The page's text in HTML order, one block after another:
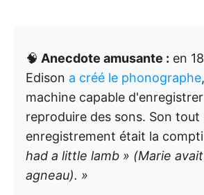
🧠 Anecdote amusante : en
Edison a créé le phonographe
machine capable
reproduire des sons. Son tout
enregistrement était la
had a little lamb » (Marie
agneau). »